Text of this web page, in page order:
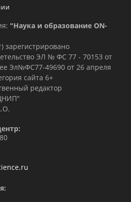
"Наука и образование ON-
зарегистрировано
ЭЛ № ФС 77 - 70153 от
Эл№ФC77-49690 от 26 апреля
сайта 6+
редактор